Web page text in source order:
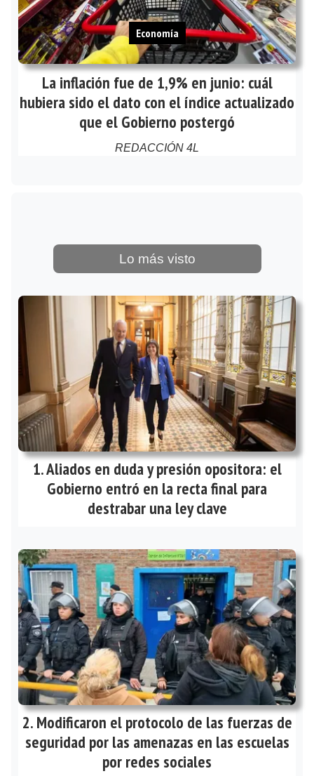
La inflación fue de 1,9% en junio: cuál
hubiera sido el dato con el índice actualizado
que el Gobierno postergó
REDACCIÓN 4L
Economía
Lo más visto
Aliados en duda y presión opositora: el
Gobierno entró en la recta final para
destrabar una ley clave
Modificaron el protocolo de las fuerzas de
seguridad por las amenazas en las escuelas
por redes sociales